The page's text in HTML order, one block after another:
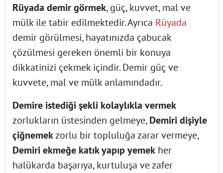
Rüyada demir görmek, güç, kuvvet, mal ve
mülk ile tabir edilmektedir. Ayrıca Rüyada
demir görülmesi, hayatınızda çabucak
çözülmesi gereken önemli bir konuya
dikkatinizi çekmek içindir. Demir güç ve
kuvvete, mal ve mülk anlamındadır.
Demire istediği şekli kolaylıkla vermek
zorlukların üstesinden gelmeye,Demiri dişiyle
çiğnemekzorlu bir topluluğa zarar vermeye,
Demiri ekmeğe katık yapıp yemek her
halükarda başarıya, kurtuluşa ve zafer